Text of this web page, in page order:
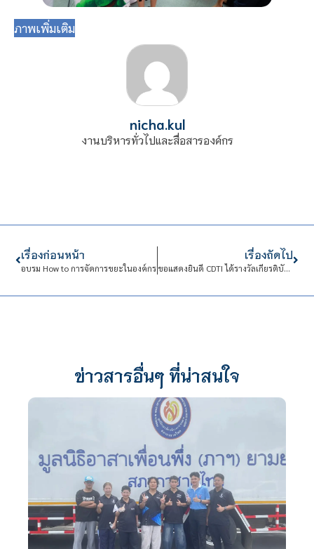
ภาพเพิ่มเติม
nicha.kul
งานบริหารทั่วไปและสื่อสารองค์กร
เรื่องก่อนหน้า
อบรม How to การจัดการขยะในองค์กร
เรื่องถัดไป
ขอแสดงยินดี CDTI ได้รางวัลเกียรติบัตรเหรียญทอง การแข่งขัน งานการทักษะวิชาชีพ การประกวดนวัตกรรมและสิ่งประดิษฐ์ และกีฬา ระดับชาติ พ.ศ. 2566
ข่าวสารอื่นๆ ที่น่าสนใจ